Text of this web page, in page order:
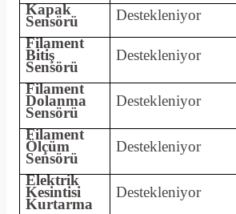
Kapak
Sensörü
Destekleniyor
Filament
Bitiş
Sensörü
Destekleniyor
Filament
Dolanma
Sensörü
Destekleniyor
Filament
Ölçüm
Sensörü
Destekleniyor
Elektrik
Kesintisi
Kurtarma
Destekleniyor